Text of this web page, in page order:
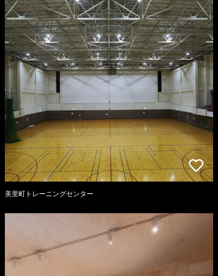
美里町トレーニングセンター